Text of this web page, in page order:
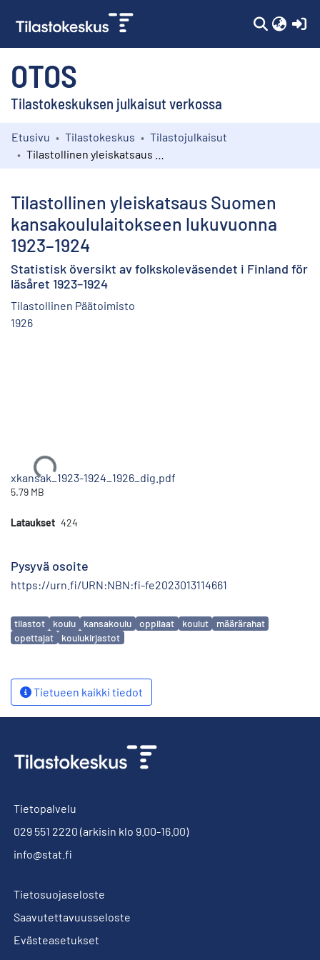
OTOS
Tilastokeskuksen julkaisut verkossa
Kokoelmat
Etusivu Tilastokeskus
Tilastojulkaisut
Tilastollinen yleiskatsaus Suomen
kansakoululaitokseen lukuvuonna
1923–1924
Statistisk översikt av folkskoleväsendet i Finland för
läsåret 1923–1924
Tilastollinen Päätoimisto
1926
Ladataan...
xkansak_1923-1924_1926_dig.pdf
5.79 MB
Lataukset 424
Pysyvä osoite
https://urn.fi/URN:NBN:fi-fe2023013114661
Avainsanat
tilastot koulu kansakoulu oppilaat koulut
määrärahat
opettajat
koulukirjastot
Tietueen kaikki tiedot
Tietopalvelu
029 551 2220 (arkisin klo 9.00-16.00)
info@stat.fi
Tietosuojaseloste
Saavutettavuusseloste
Evästeasetukset